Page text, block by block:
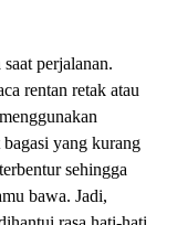
perjalanan.
rentan retak atau
yang kurang
sehingga
bawa. Jadi,